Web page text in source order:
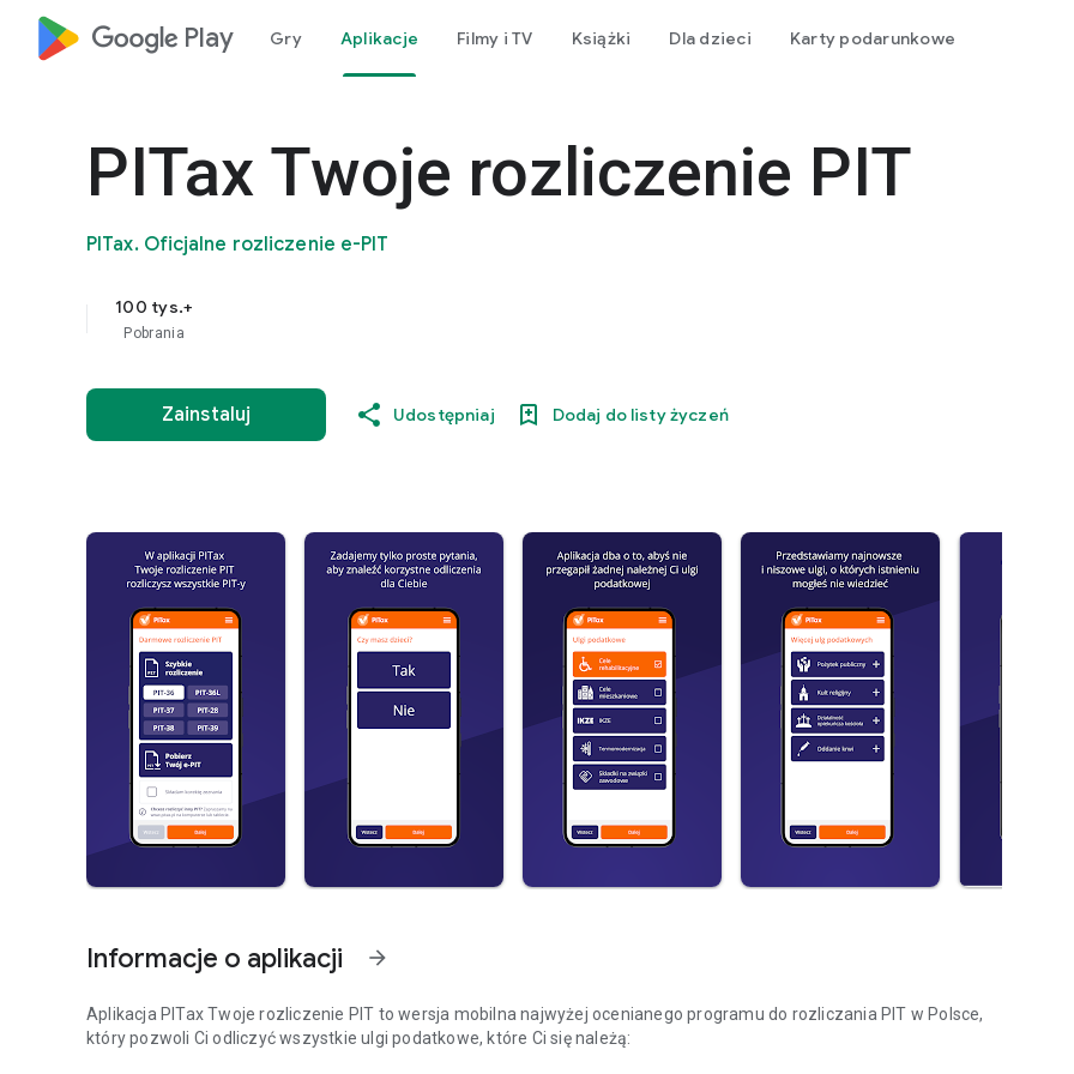
google_logo Play Gry Aplikacje Filmy i TV Książki Dla dzieci Karty podarunkowe
PITax Twoje rozliczenie PIT
PITax. Oficjalne rozliczenie e-PIT
100 tys.+
Pobrania
Zainstaluj Udostępniaj Dodaj do listy życzeń
Informacje o aplikacji arrow_forward
Aplikacja PITax Twoje rozliczenie PIT to wersja mobilna najwyżej ocenianego programu do rozliczania PIT w Polsce,
który pozwoli Ci odliczyć wszystkie ulgi podatkowe, które Ci się należą: